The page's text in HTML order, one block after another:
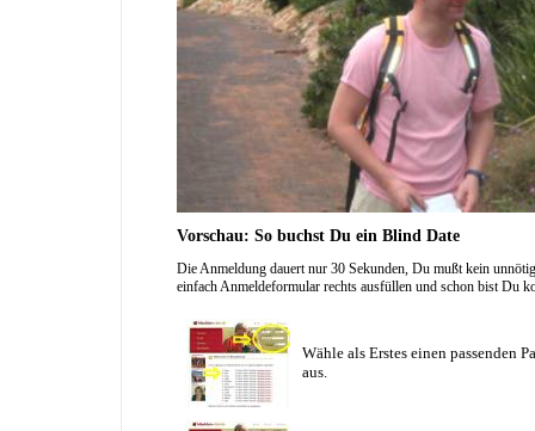
Vorschau: So buchst Du ein Blind Date
Die Anmeldung dauert nur 30 Sekunden, Du mußt kein
einfach Anmeldeformular rechts ausfüllen und schon bist Du
Wähle als Erstes einen passenden
aus.